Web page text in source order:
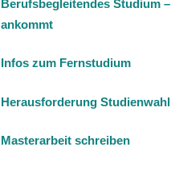
Berufsbegleitendes Studium
ankommt
Infos zum Fernstudium
Herausforderung Studienwahl
Masterarbeit schreiben